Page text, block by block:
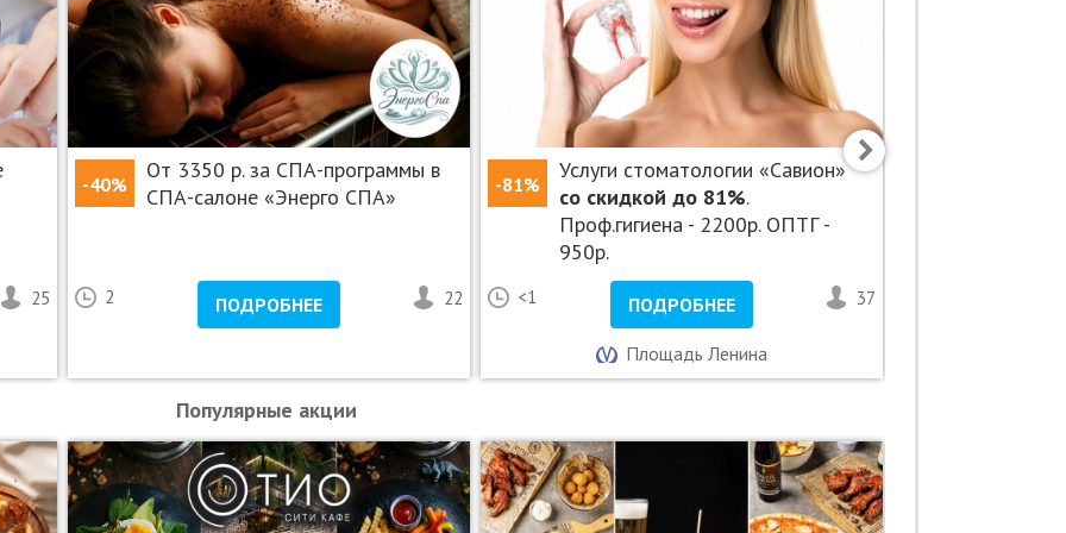
пломбой.
зуба.
зубов.
25
-40%
От 3350 р. за СПА-программы в
СПА-салоне «Энерго СПА»
2 ПОДРОБНЕЕ 22
-81%
Услуги стоматологии «Савион»
со скидкой до 81%.
Проф.гигиена - 2200р. ОПТГ -
950р.
<1 ПОДРОБНЕЕ 37
Площадь Ленина
Популярные акции